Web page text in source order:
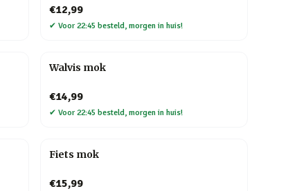
€12,99
✔ Voor 22:45 besteld, morgen in huis!
Walvis mok
€14,99
✔ Voor 22:45 besteld, morgen in huis!
Fiets mok
€15,99